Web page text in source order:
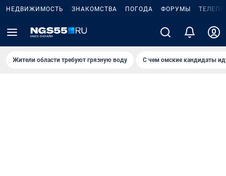
НЕДВИЖИМОСТЬ ЗНАКОМСТВА ПОГОДА ФОРУМЫ
Жители области требуют грязную воду С чем омские кандидаты